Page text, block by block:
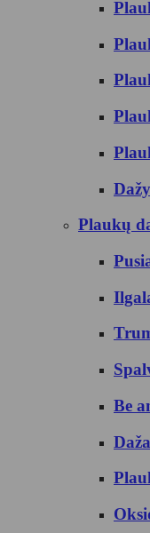
Plaukų
Be